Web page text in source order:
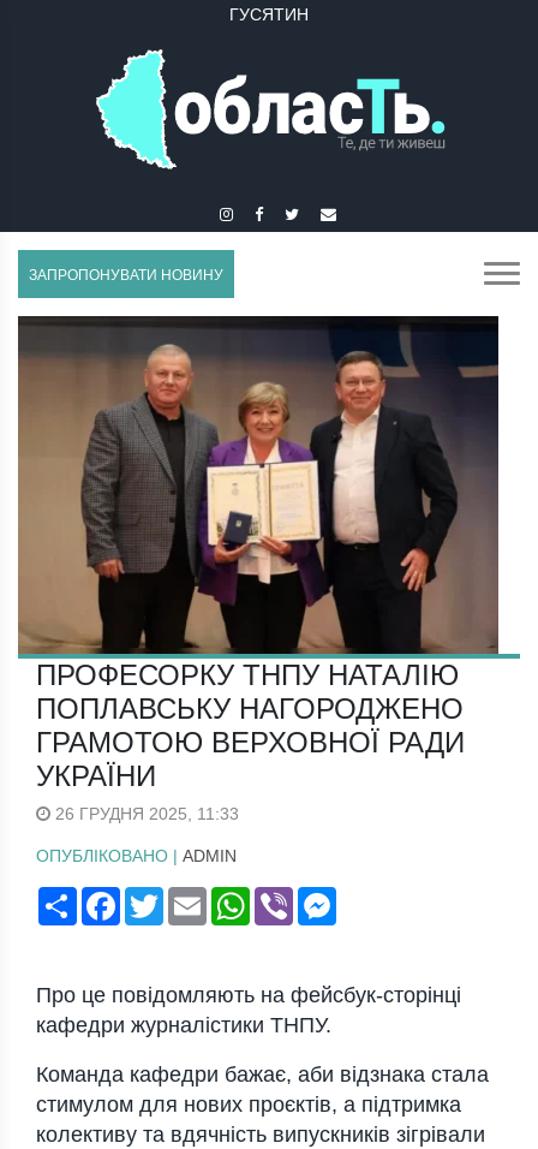
ГУСЯТИН
ЗАПРОПОНУВАТИ НОВИНУ
ПРОФЕСОРКУ ТНПУ НАТАЛІЮ
ПОПЛАВСЬКУ НАГОРОДЖЕНО
ГРАМОТОЮ ВЕРХОВНОЇ РАДИ
УКРАЇНИ
26 ГРУДНЯ 2025, 11:33
ОПУБЛІКОВАНО | ADMIN
ПоширитиFacebook
TwitterEmail WhatsApp
Viber
Про це повідомляють на фейсбук-сторінці
кафедри журналістики ТНПУ.
Команда кафедри бажає, аби відзнака стала
стимулом для нових проєктів, а підтримка
колективу та вдячність випускників зігрівали